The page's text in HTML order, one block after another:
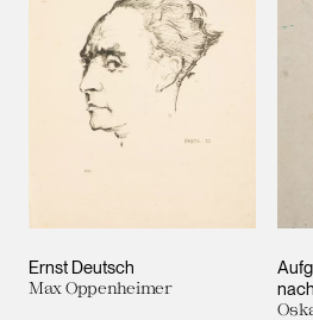
Ernst Deutsch
Max Oppenheimer